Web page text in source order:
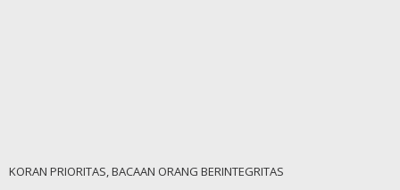
KORAN PRIORITAS, BACAAN ORANG BERINTEGRITAS